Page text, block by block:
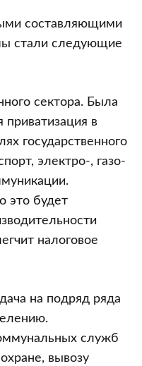
составляющими
стали следующие
сектора. Была
приватизация в
государственного
электро-, газо-
это будет
налоговое
на подряд ряда
служб
вывозу